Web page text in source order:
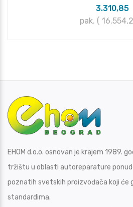
3.310,85
pak. (
EHOM d.o.o. osnovan je krajem 1989.
tržištu u oblasti autoreparature
poznatih svetskih proizvođača koji će
standardima.